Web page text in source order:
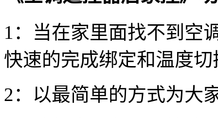
1：当在家里面找不到空
快速的完成绑定和温度
2：以最简单的方式为大